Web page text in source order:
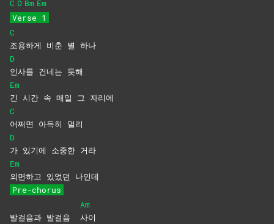
C D Bm Em
Verse 1
C
조용하게 비춘 별 하나
D
인사를 건네는 듯해
Em
긴 시간 속 매일 그 자리에
C
어쩌면 아득히 멀리
D
가 있기에 소중한 거라
Em
외면하고 있었던 나인데
Pre-chorus
발걸음과 발걸음
Am
사이